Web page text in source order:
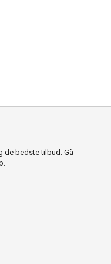
de bedste tilbud. Gå